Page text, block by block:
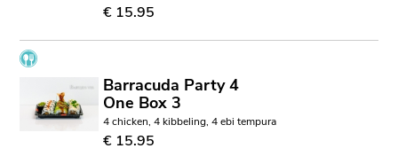
€ 15.95
Barracuda Party 4
One Box 3
4 chicken, 4 kibbeling, 4 ebi tempura
€ 15.95